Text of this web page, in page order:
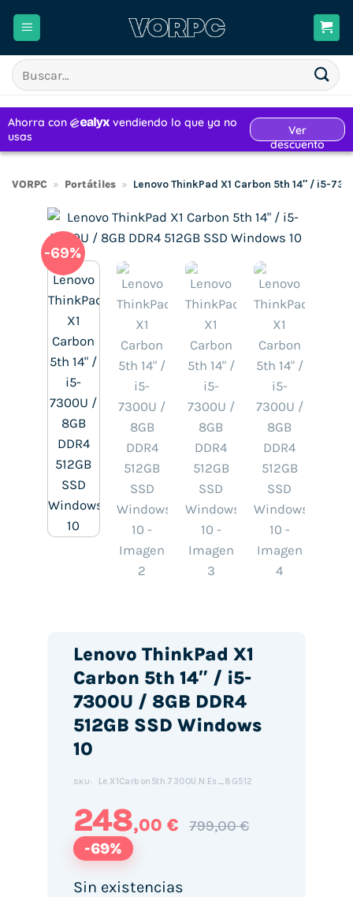
Buscar
por:
VORPC » Portátiles » Lenovo ThinkPad X1 Carbon 5th 14″ / i5-
-69%
Lenovo ThinkPad X1
Carbon 5th 14″ / i5-
7300U / 8GB DDR4
512GB SSD Windows
10
SKU: Le.X1Carbon5th.7300U.N.Es_8G512
248,00 € 799,00 €
-69%
Sin existencias